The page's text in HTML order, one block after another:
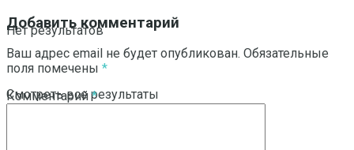
Нет результатов
Смотреть все результаты
Добавить комментарий
Ваш адрес email не будет опубликован. Обязательные
поля помечены *
Комментарий*